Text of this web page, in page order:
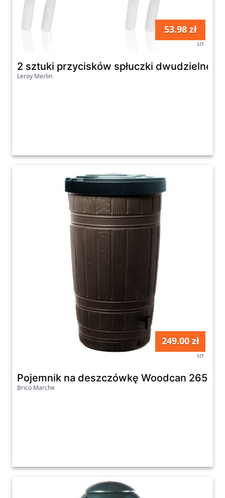
53.98 zł
szt
2 sztuki przycisków spłuczki dwudzielnej -
Leroy Merlin
249.00 zł
szt
Pojemnik na deszczówkę Woodcan 265 l
Brico Marche